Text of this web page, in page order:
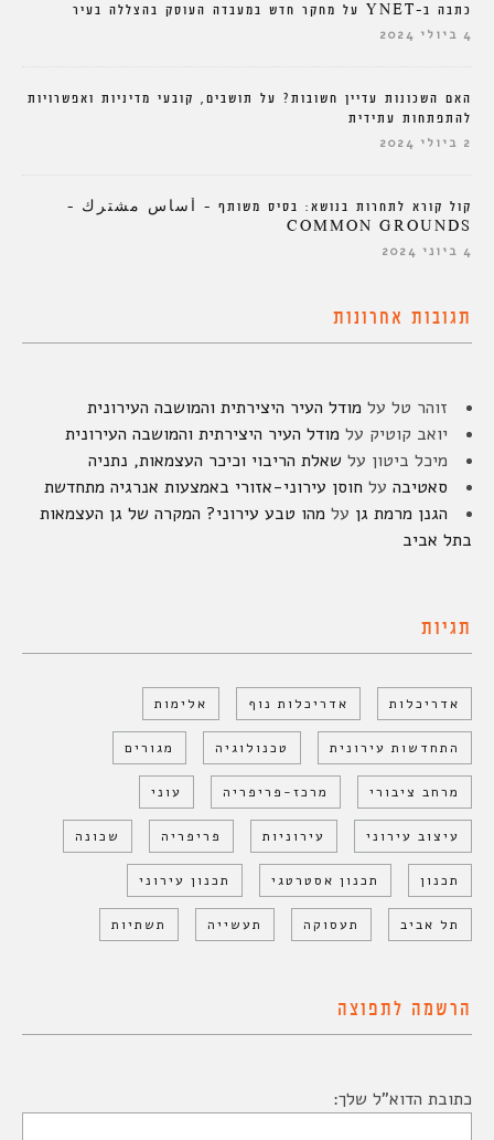
כתבה ב-YNET על מחקר חדש במעבדה העוסק בהצללה בעיר
4 ביולי 2024
האם השכונות עדיין חשובות? על תושבים, קובעי מדיניות ואפשרויות
להתפתחות עתידית
2 ביולי 2024
קול קורא לתחרות בנושא: בסיס משותף – أساس مشترك –
COMMON GROUNDS
4 ביוני 2024
תגובות אחרונות
זוהר טל על מודל העיר היצירתית והמושבה העירונית
יואב קוטיק על מודל העיר היצירתית והמושבה העירונית
מיכל ביטון על שאלת הריבוי וכיכר העצמאות, נתניה
סאטיבה על חוסן עירוני-אזורי באמצעות אנרגיה מתחדשת
הגנן מרמת גן על מהו טבע עירוני? המקרה של גן העצמאות
בתל אביב
תגיות
אדריכלות אדריכלות נוף אלימות
התחדשות עירונית טכנולוגיה מגורים
מרחב ציבורי מרכז-פריפריה עוני
עיצוב עירוני עירוניות פריפריה שכונה
תכנון תכנון אסטרטגי תכנון עירוני
תל אביב תעסוקה תעשייה תשתיות
הרשמה לתפוצה
כתובת הדוא"ל שלך: